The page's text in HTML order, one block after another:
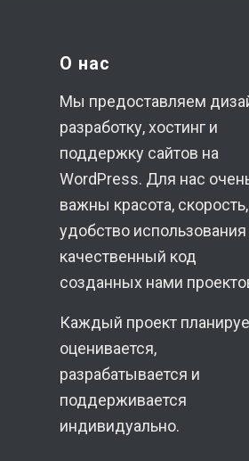
О нас
Мы предоставляем
разработку, хостинг и
поддержку сайтов на
WordPress. Для нас
важны красота, скорость,
удобство использования
качественный код
созданных нами
Каждый проект
оценивается,
разрабатывается и
поддерживается
индивидуально.